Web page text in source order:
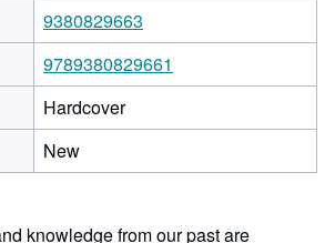
9380829663
9789380829661
Hardcover
New
knowledge from our past are